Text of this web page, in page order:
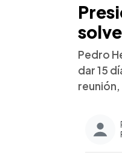
Pedro
dar 15